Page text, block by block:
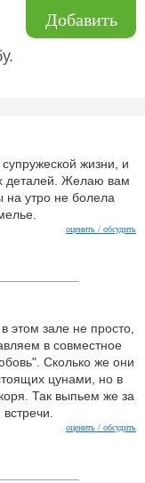
Добавить
жизни, и
деталей. Желаю вам
на утро не болела
оценить / обсудить
этом зале не просто,
в совместное
Сколько же они
цунами, но в
Так выпьем же за
оценить / обсудить